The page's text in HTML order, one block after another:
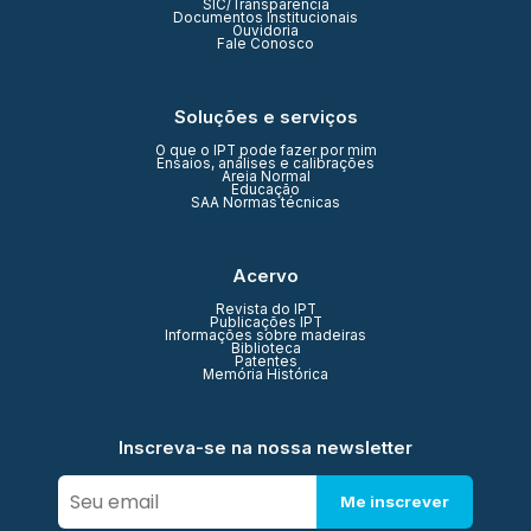
SIC/Transparência
Documentos Institucionais
Ouvidoria
Fale Conosco
Soluções e serviços
O que o IPT pode fazer por mim
Ensaios, análises e calibrações
Areia Normal
Educação
SAA Normas técnicas
Acervo
Revista do IPT
Publicações IPT
Informações sobre madeiras
Biblioteca
Patentes
Memória Histórica
Inscreva-se na nossa newsletter
Me inscrever